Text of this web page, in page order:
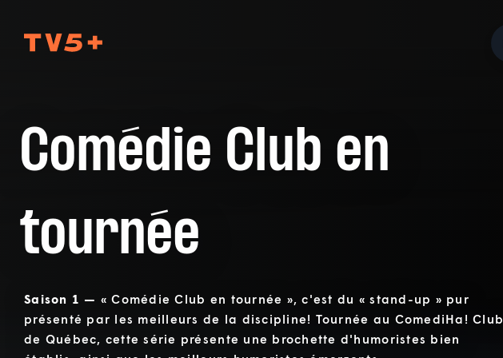
Comédie Club en
tournée
Saison 1 — « Comédie Club en tournée », c'est du « stand-up » pur
présenté par les meilleurs de la discipline! Tournée au ComediHa! Club
de Québec, cette série présente une brochette d'humoristes bien